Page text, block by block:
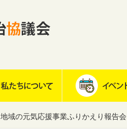
地域の元気応援事業ふりかえり報告会